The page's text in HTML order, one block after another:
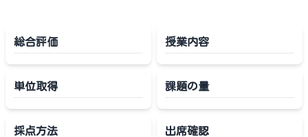
総合評価 授業内容
単位取得 課題の量
採点方法 出席確認